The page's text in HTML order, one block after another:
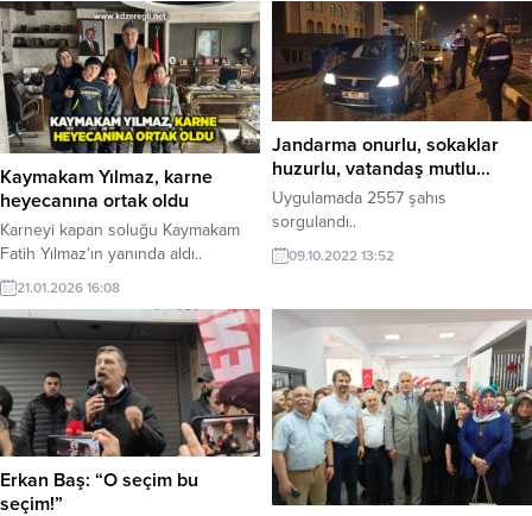
Kaymakam Yılmaz, karne
heyecanına ortak oldu
Karneyi kapan soluğu Kaymakam
Fatih Yılmaz’ın yanında aldı..
21.01.2026 16:08
Jandarma onurlu, sokaklar
huzurlu, vatandaş mutlu…
Uygulamada 2557 şahıs
sorgulandı..
09.10.2022 13:52
Erkan Baş: “O seçim bu
seçim!”